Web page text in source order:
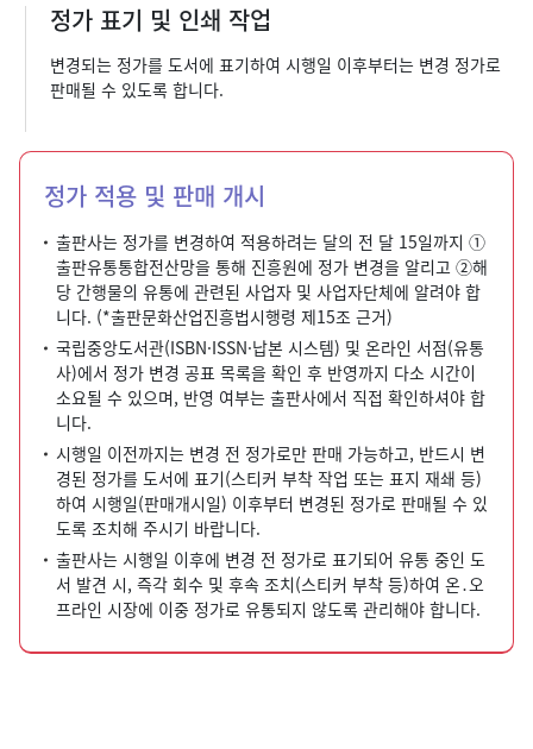
정가 표기 및 인쇄 작업
변경되는 정가를 도서에 표기하여 시행일 이후부터는 변경 정가로
판매될 수 있도록 합니다.
정가 적용 및 판매 개시
출판사는 정가를 변경하여 적용하려는 달의 전 달 15일까지 ①
출판유통통합전산망을 통해 진흥원에 정가 변경을 알리고 ②해
당 간행물의 유통에 관련된 사업자 및 사업자단체에 알려야 합
니다. (*출판문화산업진흥법시행령 제15조 근거)
국립중앙도서관(ISBN·ISSN·납본 시스템) 및 온라인 서점(유통
사)에서 정가 변경 공표 목록을 확인 후 반영까지 다소 시간이
소요될 수 있으며, 반영 여부는 출판사에서 직접 확인하셔야 합
니다.
시행일 이전까지는 변경 전 정가로만 판매 가능하고, 반드시 변
경된 정가를 도서에 표기(스티커 부착 작업 또는 표지 재쇄 등)
하여 시행일(판매개시일) 이후부터 변경된 정가로 판매될 수 있
도록 조치해 주시기 바랍니다.
출판사는 시행일 이후에 변경 전 정가로 표기되어 유통 중인 도
서 발견 시, 즉각 회수 및 후속 조치(스티커 부착 등)하여 온․오
프라인 시장에 이중 정가로 유통되지 않도록 관리해야 합니다.